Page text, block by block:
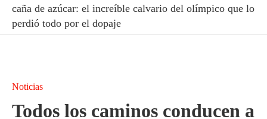
caña de azúcar: el increíble calvario del olímpico que lo
perdió todo por el dopaje